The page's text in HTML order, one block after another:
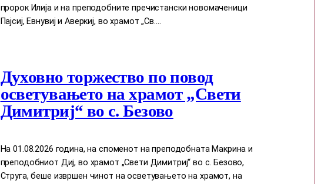
пророк Илија и на преподобните пречистански новомаченици
Пајсиј, Евнувиј и Аверкиј, во храмот „Св.…
Духовно торжество по повод
осветувањето на храмот „Свети
Димитриј“ во с. Безово
На 01.08.2026 година, на споменот на преподобната Макрина и
преподобниот Диј, во храмот „Свети Димитриј“ во с. Безово,
Струга, беше извршен чинот на осветувањето на храмот, на